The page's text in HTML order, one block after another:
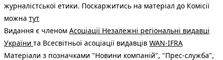
журналістської етики. Поскаржитись на матеріал до Комісії
можна тут
Видання є членом Асоціації Незалежні регіональні видавці
України та Всесвітньої асоціації видавців WAN-IFRA
Матеріали з позначками "Новини компаній", "Прес-служба",